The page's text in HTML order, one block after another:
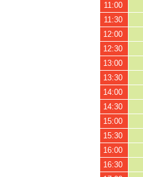
11:00
11:30
12:00
12:30
13:00
13:30
14:00
14:30
15:00
15:30
16:00
16:30